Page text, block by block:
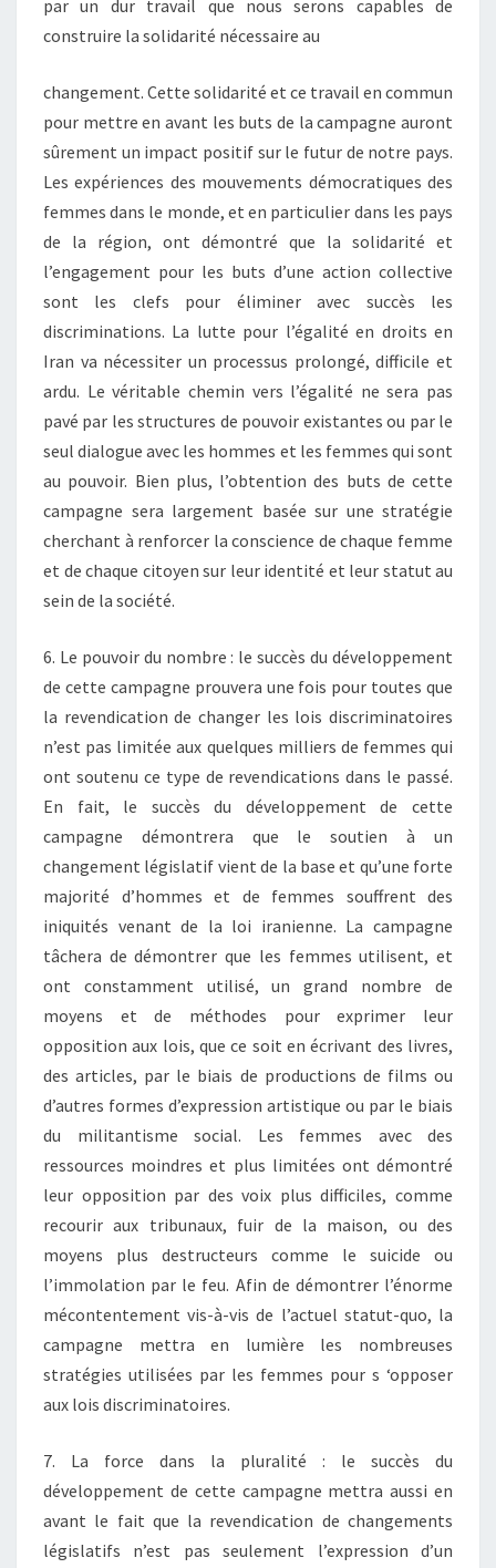
par un dur travail que nous serons capables de
construire la solidarité nécessaire au
changement. Cette solidarité et ce travail en commun
pour mettre en avant les buts de la campagne auront
sûrement un impact positif sur le futur de notre pays.
Les expériences des mouvements démocratiques des
femmes dans le monde, et en particulier dans les pays
de la région, ont démontré que la solidarité et
l’engagement pour les buts d’une action collective
sont les clefs pour éliminer avec succès les
discriminations. La lutte pour l’égalité en droits en
Iran va nécessiter un processus prolongé, difficile et
ardu. Le véritable chemin vers l’égalité ne sera pas
pavé par les structures de pouvoir existantes ou par le
seul dialogue avec les hommes et les femmes qui sont
au pouvoir. Bien plus, l’obtention des buts de cette
campagne sera largement basée sur une stratégie
cherchant à renforcer la conscience de chaque femme
et de chaque citoyen sur leur identité et leur statut au
sein de la société.
6. Le pouvoir du nombre : le succès du développement
de cette campagne prouvera une fois pour toutes que
la revendication de changer les lois discriminatoires
n’est pas limitée aux quelques milliers de femmes qui
ont soutenu ce type de revendications dans le passé.
En fait, le succès du développement de cette
campagne démontrera que le soutien à un
changement législatif vient de la base et qu’une forte
majorité d’hommes et de femmes souffrent des
iniquités venant de la loi iranienne. La campagne
tâchera de démontrer que les femmes utilisent, et
ont constamment utilisé, un grand nombre de
moyens et de méthodes pour exprimer leur
opposition aux lois, que ce soit en écrivant des livres,
des articles, par le biais de productions de films ou
d’autres formes d’expression artistique ou par le biais
du militantisme social. Les femmes avec des
ressources moindres et plus limitées ont démontré
leur opposition par des voix plus difficiles, comme
recourir aux tribunaux, fuir de la maison, ou des
moyens plus destructeurs comme le suicide ou
l’immolation par le feu. Afin de démontrer l’énorme
mécontentement vis-à-vis de l’actuel statut-quo, la
campagne mettra en lumière les nombreuses
stratégies utilisées par les femmes pour s ‘opposer
aux lois discriminatoires.
7. La force dans la pluralité : le succès du
développement de cette campagne mettra aussi en
avant le fait que la revendication de changements
législatifs n’est pas seulement l’expression d’un